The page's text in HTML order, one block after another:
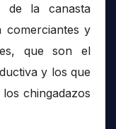
de la canasta
comerciantes y
que son el
y los que
chingadazos